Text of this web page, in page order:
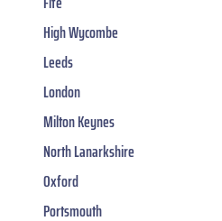
High Wycombe
Leeds
London
Milton Keynes
North Lanarkshire
Oxford
Portsmouth